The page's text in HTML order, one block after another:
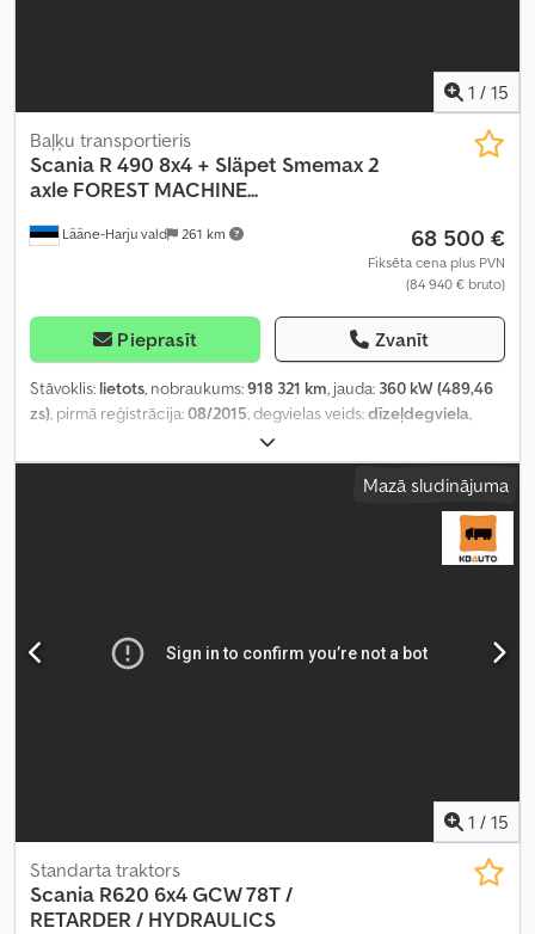
1 / 15
Lääne-Harju vald 261 km
Baļķu transportieris
Scania R 490 8x4 + Släpet Smemax 2
axle FOREST MACHINE...
68 500 €
Fiksēta cena plus PVN
(84 940 € bruto)
Pieprasīt Zvanīt
Stāvoklis: lietots, nobraukums:918 321 km, jauda: 360 kW (489,46
zs), pirmā reģistrācija:08/2015, degvielas veids:dīzeļdegviela,
, degviela:dīzeļdegviela
retardētājs, pārnesuma veids:mehānisks, emisijas klase:Euro 6,
, kopējais platums:26 000 mm,
12 460 mm,
ABS, EBS (Elektroniskā bremžu
sistēma), celtnis, centrālā atslēga, diferenciāļa bloķētājs,
spoileris, stāvvietas sildītājs, sēdekļa apsilde
Mazā sludinājuma
1 / 15
Standarta traktors
Scania R620 6x4 GCW 78T /
RETARDER / HYDRAULICS